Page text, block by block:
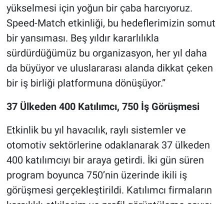
yükselmesi için yoğun bir çaba harcıyoruz.
Speed-Match etkinliği, bu hedeflerimizin somut
bir yansıması. Beş yıldır kararlılıkla
sürdürdüğümüz bu organizasyon, her yıl daha
da büyüyor ve uluslararası alanda dikkat çeken
bir iş birliği platformuna dönüşüyor.”
37 Ülkeden 400 Katılımcı, 750 İş Görüşmesi
Etkinlik bu yıl havacılık, raylı sistemler ve
otomotiv sektörlerine odaklanarak 37 ülkeden
400 katılımcıyı bir araya getirdi. İki gün süren
program boyunca 750’nin üzerinde ikili iş
görüşmesi gerçekleştirildi. Katılımcı firmaların